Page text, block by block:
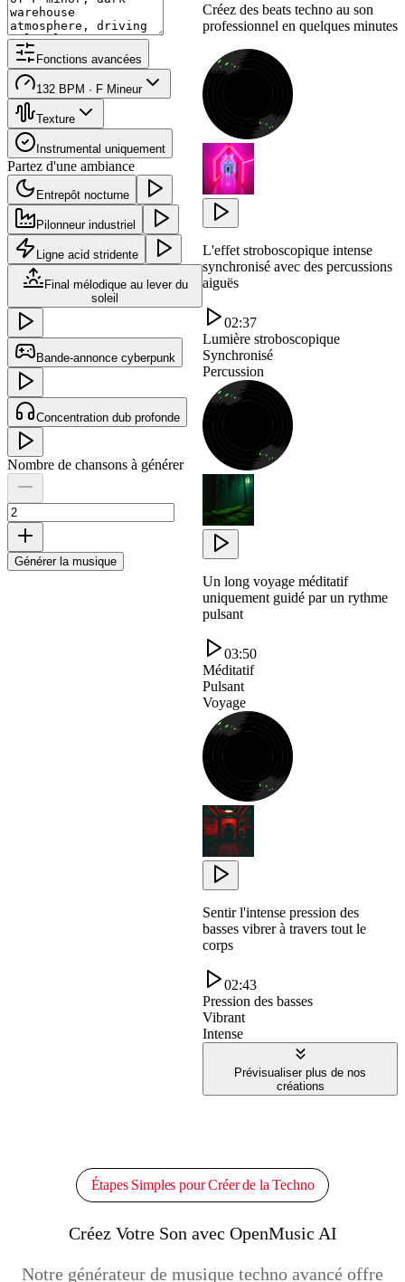
Fonctions avancées
132 BPM · F Mineur
Texture
Instrumental uniquement
Partez d'une ambiance
Entrepôt nocturne
Pilonneur industriel
Ligne acid stridente
Final mélodique au lever du
soleil
Bande-annonce cyberpunk
Concentration dub profonde
Nombre de chansons à générer
Générer la musique
Créez des beats techno au son
professionnel en quelques minutes
L'effet stroboscopique intense
synchronisé avec des percussions
aiguës
02:37
Lumière stroboscopique
Synchronisé
Percussion
Un long voyage méditatif
uniquement guidé par un rythme
pulsant
03:50
Méditatif
Pulsant
Voyage
Sentir l'intense pression des
basses vibrer à travers tout le
corps
02:43
Pression des basses
Vibrant
Intense
Prévisualiser plus de nos
créations
Étapes Simples pour Créer de la Techno
Créez Votre Son avec OpenMusic AI
Notre générateur de musique techno avancé offre